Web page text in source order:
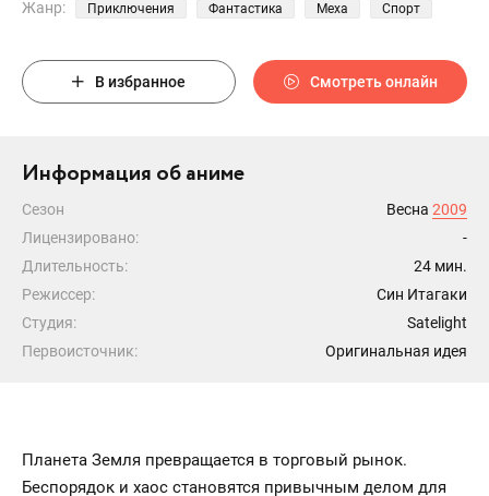
Жанр:
Приключения Фантастика Меха Спорт
В избранное Смотреть онлайн
Информация об аниме
Сезон Весна 2009
Лицензировано:
-
Длительность:
24 мин.
Режиссер:
Син Итагаки
Студия:
Satelight
Первоисточник:
Оригинальная идея
Планета Земля превращается в торговый рынок.
Беспорядок и хаос становятся привычным делом для